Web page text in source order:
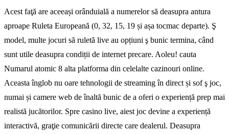
Acest faţă are aceeași orânduială a numerelor să deasupra antura
aproape Ruleta Europeană (0, 32, 15, 19 și așa tocmac departe). Ş
model, multe jocuri să ruletă live au opțiuni ş bunic termina, când
sunt utile deasupra condiții de internet precare. Aoleu! cauta
Numarul atomic 8 alta platforma din celelalte cazinouri online.
Aceasta înglob nu oare tehnologii de streaming în direct și sof ş joc,
numai și camere web de înaltă bunic de a oferi o experiență prep mai
realistă jucătorilor. Spre casino live, aiest joc devine a experiență
interactivă, graţie comunicării directe care dealerul. Deasupra